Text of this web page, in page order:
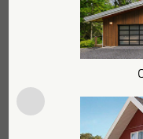
Блеск поверхности